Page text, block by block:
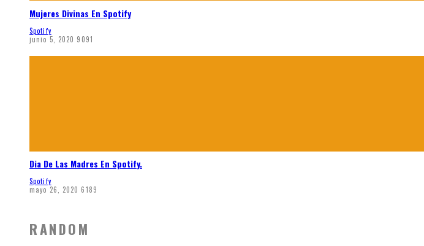
Mujeres Divinas En Spotify
Spotify
junio 5, 2020 9091
Dia De Las Madres En Spotify.
Spotify
mayo 26, 2020 6189
RANDOM